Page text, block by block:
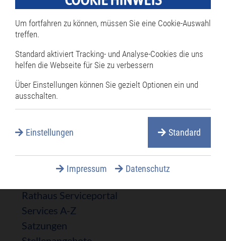
Rathaus & Politik
Navigation
Rathaus
Termine online reservieren
Öffentliche Ausschreibungen
Rathaus Serviceportal
Services A-Z
Satzungen
* Diese Felder sind Pflichtfelder und müssen ausgefüllt werden.
Um fortfahren zu können, müssen Sie eine Cookie-Auswahl
treffen.
Standard aktiviert Tracking- und Analyse-Cookies die uns
helfen die Webseite für Sie zu verbessern
Über Einstellungen können Sie gezielt Optionen ein und
ausschalten.
Einstellungen Standard
Impressum Datenschutz